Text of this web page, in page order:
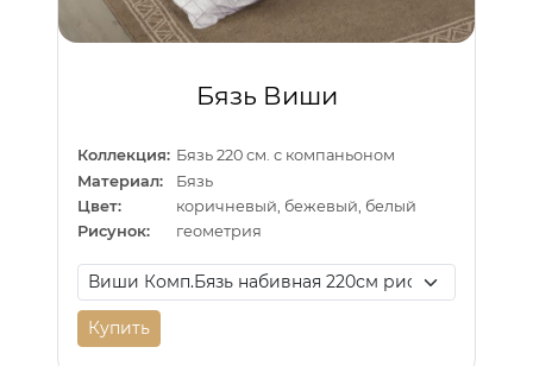
Бязь Виши
Коллекция: Бязь 220 см. с компаньоном
Материал:
Бязь
Цвет:
коричневый, бежевый, белый
Рисунок:
геометрия
Купить